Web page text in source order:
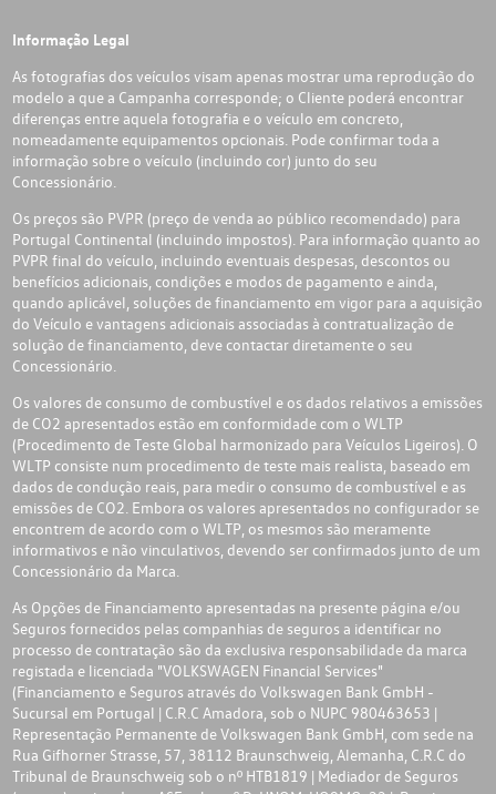
Informação Legal
As fotografias dos veículos visam apenas mostrar uma reprodução do
modelo a que a Campanha corresponde; o Cliente poderá encontrar
diferenças entre aquela fotografia e o veículo em concreto,
nomeadamente equipamentos opcionais. Pode confirmar toda a
informação sobre o veículo (incluindo cor) junto do seu
Concessionário.
Os preços são PVPR (preço de venda ao público recomendado) para
Portugal Continental (incluindo impostos). Para informação quanto ao
PVPR final do veículo, incluindo eventuais despesas, descontos ou
benefícios adicionais, condições e modos de pagamento e ainda,
quando aplicável, soluções de financiamento em vigor para a aquisição
do Veículo e vantagens adicionais associadas à contratualização de
solução de financiamento, deve contactar diretamente o seu
Concessionário.
Os valores de consumo de combustível e os dados relativos a emissões
de CO2 apresentados estão em conformidade com o WLTP
(Procedimento de Teste Global harmonizado para Veículos Ligeiros). O
WLTP consiste num procedimento de teste mais realista, baseado em
dados de condução reais, para medir o consumo de combustível e as
emissões de CO2. Embora os valores apresentados no configurador se
encontrem de acordo com o WLTP, os mesmos são meramente
informativos e não vinculativos, devendo ser confirmados junto de um
Concessionário da Marca.
As Opções de Financiamento apresentadas na presente página e/ou
Seguros fornecidos pelas companhias de seguros a identificar no
processo de contratação são da exclusiva responsabilidade da marca
registada e licenciada "VOLKSWAGEN Financial Services"
(Financiamento e Seguros através do Volkswagen Bank GmbH -
Sucursal em Portugal | C.R.C Amadora, sob o NUPC 980463653 |
Representação Permanente de Volkswagen Bank GmbH, com sede na
Rua Gifhorner Strasse, 57, 38112 Braunschweig, Alemanha, C.R.C do
Tribunal de Braunschweig sob o nº HTB1819 | Mediador de Seguros